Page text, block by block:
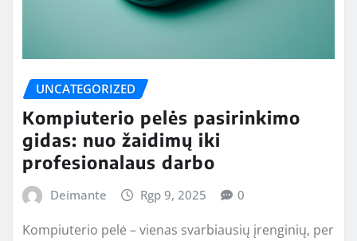
UNCATEGORIZED
Kompiuterio pelės pasirinkimo
gidas: nuo žaidimų iki
profesionalaus darbo
Deimante Rgp 9, 2025 0
Kompiuterio pelė – vienas svarbiausių įrenginių, per